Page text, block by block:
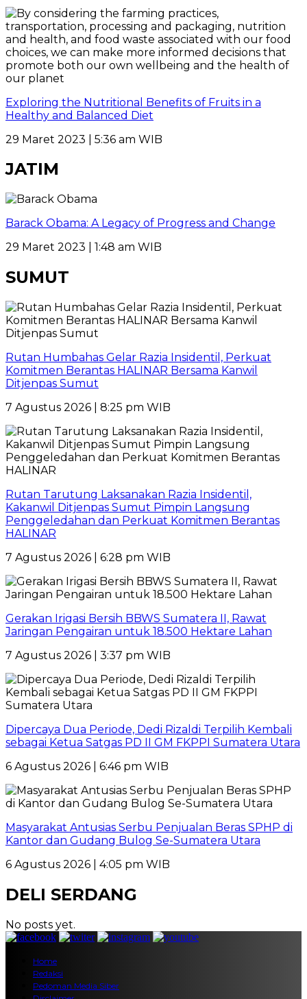
Exploring the Nutritional Benefits of Fruits in a
Healthy and Balanced Diet
29 Maret 2023 | 5:36 am WIB
JATIM
Barack Obama: A Legacy of Progress and Change
29 Maret 2023 | 1:48 am WIB
SUMUT
Rutan Humbahas Gelar Razia Insidentil, Perkuat
Komitmen Berantas HALINAR Bersama Kanwil
Ditjenpas Sumut
7 Agustus 2026 | 8:25 pm WIB
Rutan Tarutung Laksanakan Razia Insidentil,
Kakanwil Ditjenpas Sumut Pimpin Langsung
Penggeledahan dan Perkuat Komitmen Berantas
HALINAR
7 Agustus 2026 | 6:28 pm WIB
Gerakan Irigasi Bersih BBWS Sumatera II, Rawat
Jaringan Pengairan untuk 18.500 Hektare Lahan
7 Agustus 2026 | 3:37 pm WIB
Dipercaya Dua Periode, Dedi Rizaldi Terpilih Kembali
sebagai Ketua Satgas PD II GM FKPPI Sumatera Utara
6 Agustus 2026 | 6:46 pm WIB
Masyarakat Antusias Serbu Penjualan Beras SPHP di
Kantor dan Gudang Bulog Se-Sumatera Utara
6 Agustus 2026 | 4:05 pm WIB
DELI SERDANG
No posts yet.
Home
Redaksi
Pedoman Media Siber